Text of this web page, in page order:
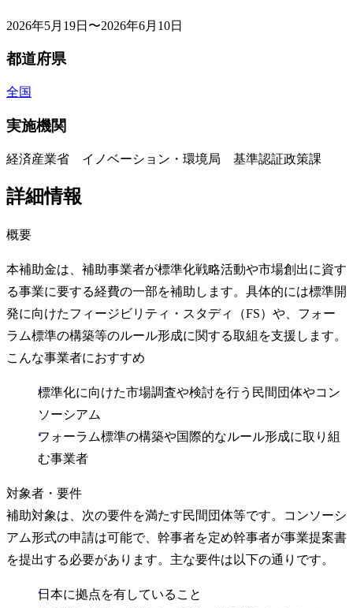
2026年5月19日〜2026年6月10日
都道府県
全国
実施機関
経済産業省 イノベーション・環境局 基準認証政策課
詳細情報
概要
本補助金は、補助事業者が標準化戦略活動や市場創出に資す
る事業に要する経費の一部を補助します。具体的には標準開
発に向けたフィージビリティ・スタディ（FS）や、フォー
ラム標準の構築等のルール形成に関する取組を支援します。
こんな事業者におすすめ
標準化に向けた市場調査や検討を行う民間団体やコン
ソーシアム
フォーラム標準の構築や国際的なルール形成に取り組
む事業者
対象者・要件
補助対象は、次の要件を満たす民間団体等です。コンソーシ
アム形式の申請は可能で、幹事者を定め幹事者が事業提案書
を提出する必要があります。主な要件は以下の通りです。
日本に拠点を有していること